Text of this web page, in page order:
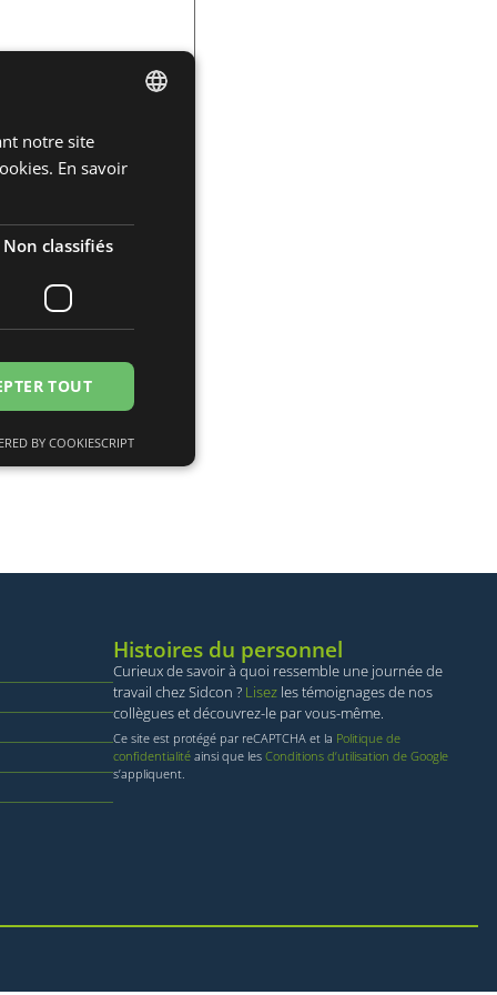
Histoires du personnel
Curieux de savoir à quoi ressemble une journée de
travail chez Sidcon ? Lisez les témoignages de nos
collègues et découvrez-le par vous-même.
Ce site est protégé par reCAPTCHA et la Politique de
confidentialité ainsi que les Conditions d’utilisation de Google
s’appliquent.
ENGLISH
GERMAN
notre site
En savoir
Non classifiés
TOUT
op te slaan voor
doeleinden
van de
met de site op
van de
en
in
service
De
BY COOKIESCRIPT